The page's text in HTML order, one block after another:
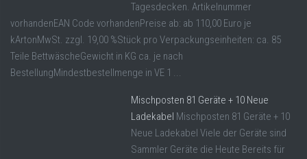
Tagesdecken. Artikelnummer
vorhandenEAN Code vorhandenPreise ab: ab 110,00 Euro je
kArtonMwSt. zzgl. 19,00 %Stück pro Verpackungseinheiten: ca. 85
Teile BettwäscheGewicht in KG ca. je nach
BestellungMindestbestellmenge in VE 1 ...
Mischposten 81 Geräte + 10 Neue
Ladekabel Mischposten 81 Geräte + 10
Neue Ladekabel Viele der Geräte sind
Sammler Geräte die Heute Bereits für